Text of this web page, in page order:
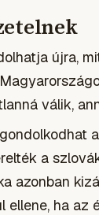
újra,
válik,
a
azonban
ellene, ha az